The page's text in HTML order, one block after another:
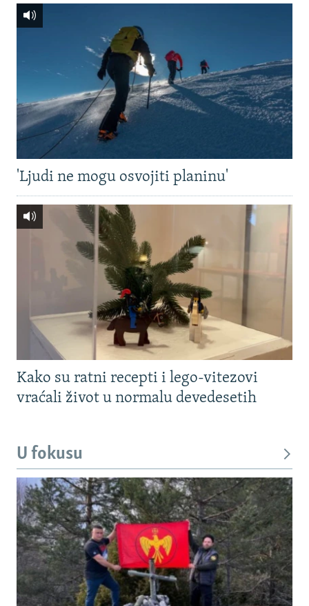
'Ljudi ne mogu osvojiti planinu'
Kako su ratni recepti i lego-vitezovi
vraćali život u normalu devedesetih
U fokusu